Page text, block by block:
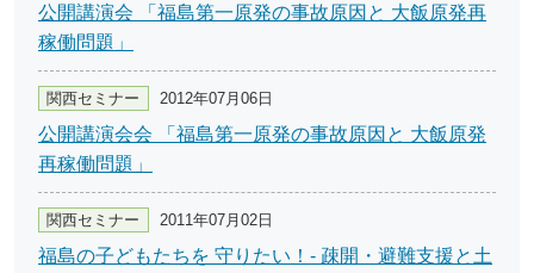
公開講演会 「福島第一原発の事故原因と 大飯原発再
稼働問題」
関西セミナー 2012年07月06日
公開講演会会 「福島第一原発の事故原因と 大飯原発
再稼働問題」
関西セミナー 2011年07月02日
福島の子どもたちを 守りたい！‐ 疎開・避難支援と土